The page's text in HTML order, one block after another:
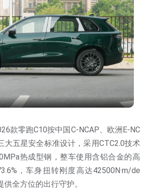
款零跑C10按中国C-NCAP、欧洲E-NC
大五星安全标准设计，采用CTC2.0技术
热成型钢，整车使用含铝合金的高
，车身扭转刚度高达42500N·m/de
全方位的出行守护。